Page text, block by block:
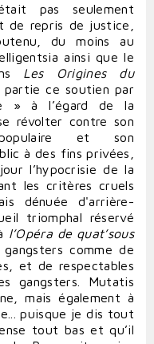
pas seulement
de repris de justice,
du moins au
ainsi que le
Les Origines du
partie ce soutien par
» à l’égard de la
révolter contre son
et son
à des fins privées,
l’hypocrisie de la
les critères cruels
dénuée d'arrière-
triomphal réservé
l’Opéra de quat’sous
comme de
et de respectables
gangsters. Mutatis
mais également à
puisque je dis tout
tout bas et qu’il